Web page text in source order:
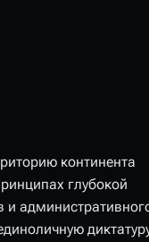
континента
глубокой
и